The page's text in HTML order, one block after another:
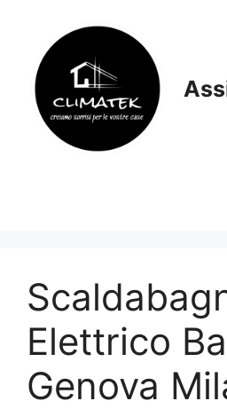
contenuto
Elettrico
Genova